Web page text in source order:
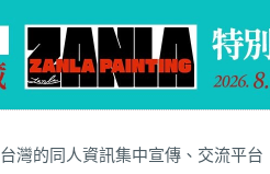
台灣的同人資訊集中宣傳、交流平台